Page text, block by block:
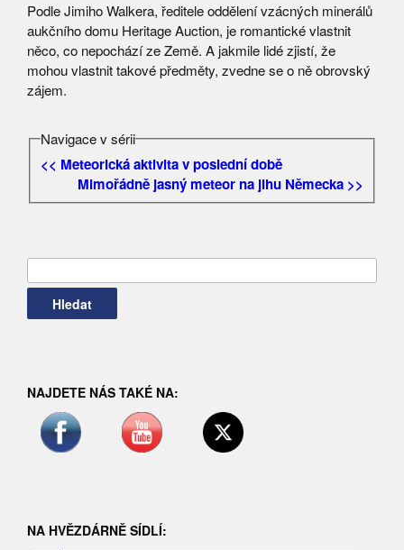
Podle Jimiho Walkera, ředitele oddělení vzácných minerálů
aukčního domu Heritage Auction, je romantické vlastnit
něco, co nepochází ze Země. A jakmile lidé zjistí, že
mohou vlastnit takové předměty, zvedne se o ně obrovský
zájem.
Navigace v sérii
<< Meteorická aktivita v poslední době
Mimořádně jasný meteor na jihu Německa >>
NAJDETE NÁS TAKÉ NA:
NA HVĚZDÁRNĚ SÍDLÍ: